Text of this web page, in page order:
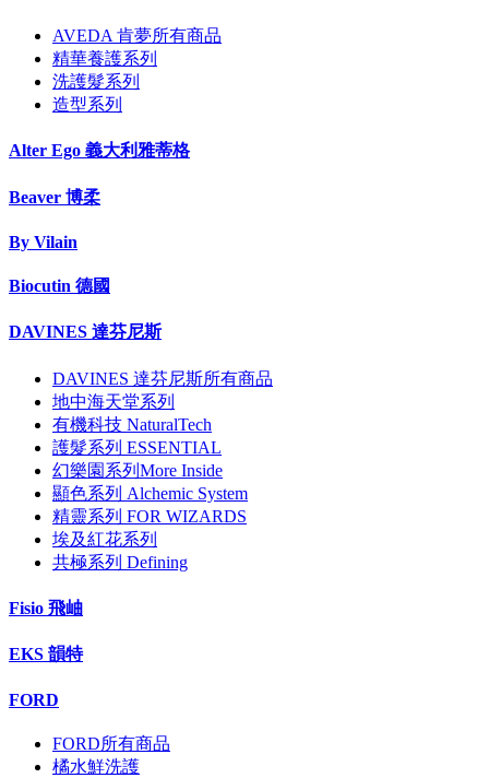
AVEDA 肯夢所有商品
精華養護系列
洗護髮系列
造型系列
Alter Ego 義大利雅蒂格
Beaver 博柔
By Vilain
Biocutin 德國
DAVINES 達芬尼斯
DAVINES 達芬尼斯所有商品
地中海天堂系列
有機科技 NaturalTech
護髮系列 ESSENTIAL
幻樂園系列More Inside
顯色系列 Alchemic System
精靈系列 FOR WIZARDS
埃及紅花系列
共極系列 Defining
Fisio 飛岫
EKS 韻特
FORD
FORD所有商品
橘水鮮洗護